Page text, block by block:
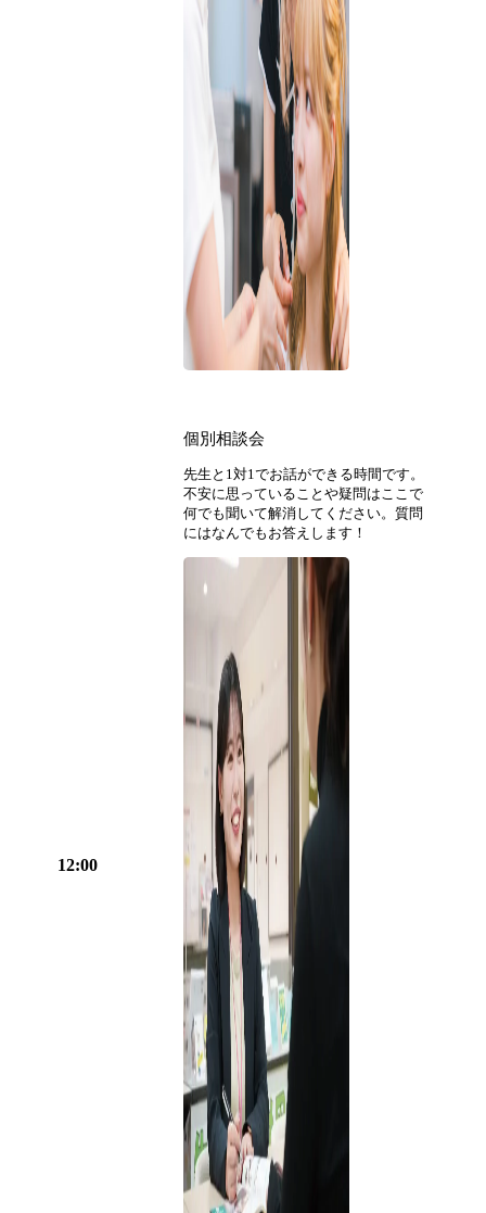
12:00
個別相談会
先生と1対1でお話ができる時間です。
不安に思っていることや疑問はここで
何でも聞いて解消してください。質問
にはなんでもお答えします！